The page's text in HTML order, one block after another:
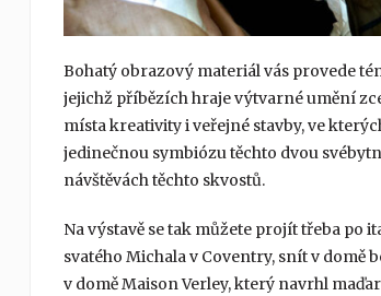
Bohatý obrazový materiál vás provede
jejichž příbězích hraje výtvarné umění
místa kreativity i veřejné stavby, ve
jedinečnou symbiózu těchto dvou
návštěvách těchto skvostů.
Na výstavě se tak můžete projít třeba po
svatého Michala v Coventry, snít v domě
v domě Maison Verley, který navrhl